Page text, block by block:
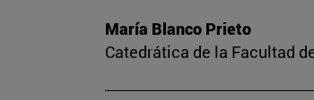
María Blanco Prieto
Catedrática de la Facultad